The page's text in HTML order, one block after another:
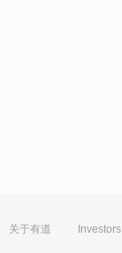
关于有道 Investors